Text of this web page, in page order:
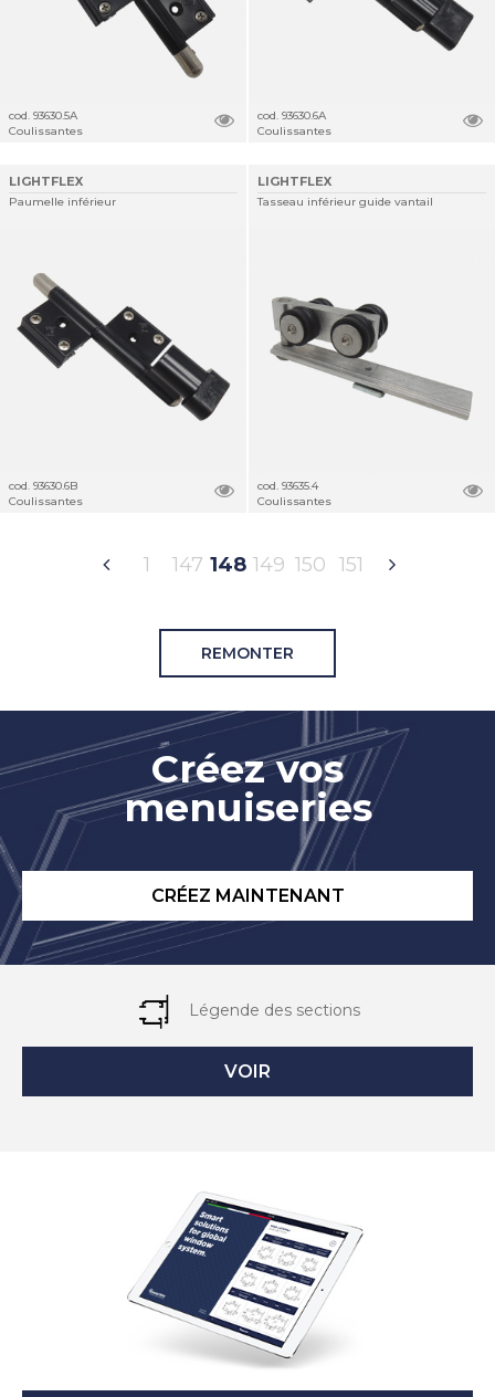
cod. 93630.5A
Coulissantes
cod. 93630.6A
Coulissantes
LIGHTFLEX
Paumelle inférieur
cod. 93630.6B
Coulissantes
LIGHTFLEX
Tasseau inférieur guide vantail
cod. 93635.4
Coulissantes
1 147 148 149 150 151
REMONTER
Créez vos
menuiseries
CRÉEZ MAINTENANT
Légende des sections
VOIR